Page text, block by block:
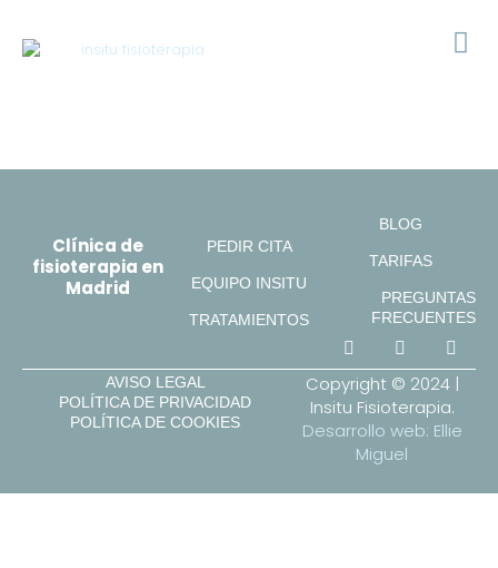
Clínica de
fisioterapia en
Madrid
PEDIR CITA
EQUIPO INSITU
TRATAMIENTOS
BLOG
TARIFAS
PREGUNTAS
FRECUENTES
Copyright © 2024 |
Insitu Fisioterapia.
Desarrollo web: Ellie
Miguel
AVISO LEGAL
POLÍTICA DE PRIVACIDAD
POLÍTICA DE COOKIES